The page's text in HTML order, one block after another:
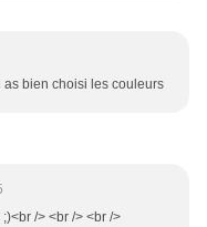
as bien choisi les couleurs
/> <br /> <br />